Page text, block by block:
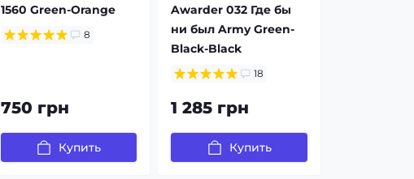
1560 Green-Orange
8
750 грн
Купить
Awarder 032 Где бы
ни был Army Green-
Black-Black
18
1 285 грн
Купить